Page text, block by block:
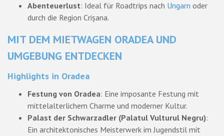
Abenteuerlust: Ideal für Roadtrips nach Ungarn oder
durch die Region Crișana.
MIT DEM MIETWAGEN ORADEA UND
UMGEBUNG ENTDECKEN
Highlights in Oradea
Festung von Oradea: Eine imposante Festung mit
mittelalterlichem Charme und moderner Kultur.
Palast der Schwarzadler (Palatul Vulturul Negru):
Ein architektonisches Meisterwerk im Jugendstil mit